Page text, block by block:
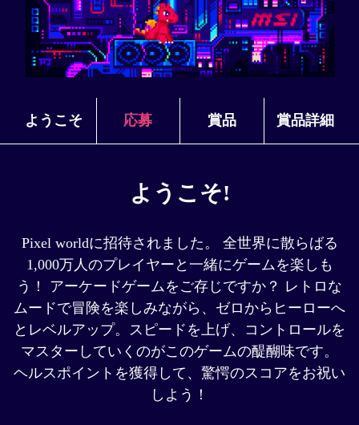
ようこそ 応募 賞品 賞品詳細
ようこそ!
Pixel worldに招待されました。 全世界に散らばる
1,000万人のプレイヤーと一緒にゲームを楽しも
う！ アーケードゲームをご存じですか？ レトロな
ムードで冒険を楽しみながら、ゼロからヒーローへ
とレベルアップ。スピードを上げ、コントロールを
マスターしていくのがこのゲームの醍醐味です。
ヘルスポイントを獲得して、驚愕のスコアをお祝い
しよう！